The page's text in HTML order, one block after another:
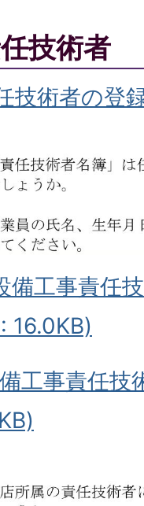
技術者
技術者の登
備工事責任
16.0KB)
備工事責任